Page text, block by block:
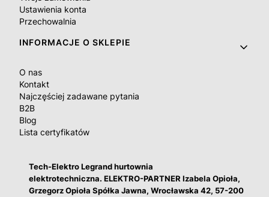
Ustawienia konta
Przechowalnia
INFORMACJE O SKLEPIE
O nas
Kontakt
Najczęściej zadawane pytania
B2B
Blog
Lista certyfikatów
Tech-Elektro Legrand hurtownia
elektrotechniczna. ELEKTRO-PARTNER Izabela Opioła,
Grzegorz Opioła Spółka Jawna, Wrocławska 42, 57-200